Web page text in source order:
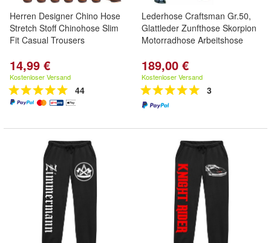
Herren Designer Chino Hose
Stretch Stoff Chinohose Slim
Fit Casual Trousers
14,99 €
Kostenloser Versand
44
Lederhose Craftsman Gr.50,
Glattleder Zunfthose Skorpion
Motorradhose Arbeitshose
189,00 €
Kostenloser Versand
3